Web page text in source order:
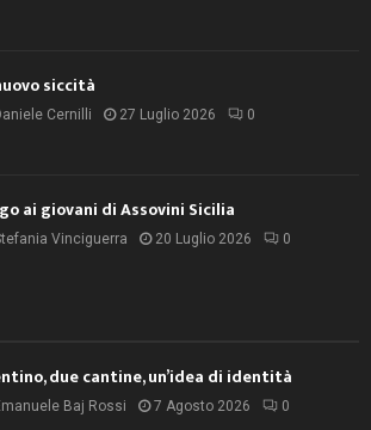
siccità
Cernilli 27 Luglio 2026 0
ai giovani di Assovini Sicilia
Vinciguerra 20 Luglio 2026 0
due cantine, un’idea di identità
Baj Rossi 7 Agosto 2026 0